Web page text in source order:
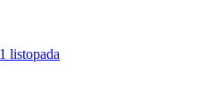
1 listopada